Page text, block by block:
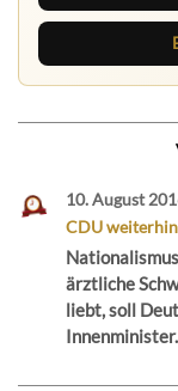
10. August
CDU
ärztliche
liebt, soll